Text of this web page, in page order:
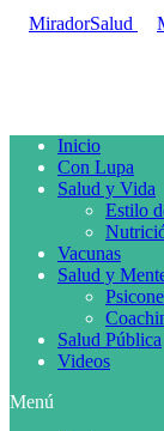
Inicio
Con Lupa
Salud y Vida
Estilo
Vacunas
Salud y
Salud Pública
Videos
Menú